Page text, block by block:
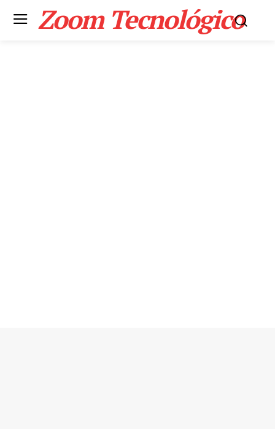
Zoom Tecnológico